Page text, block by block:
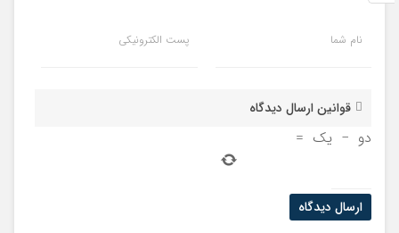
نام شما پست الکترونیکی
قوانین ارسال دیدگاه
دو − یک =